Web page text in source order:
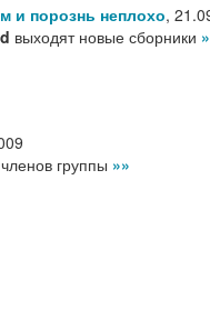
и порознь неплохо,
выходят новые сборники
группы »»